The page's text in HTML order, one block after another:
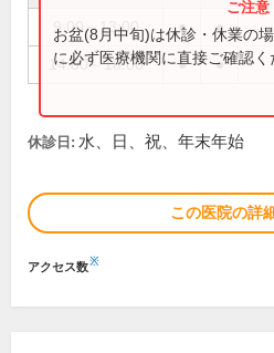
9:00～13:00 ● ●
14:00～18:00 ● ●
お盆(8月中旬)は休診・休業の
に必ず医療機関に直接ご確認く
休診日: 水、日、祝、年末年始
この医院の詳
アクセス数※